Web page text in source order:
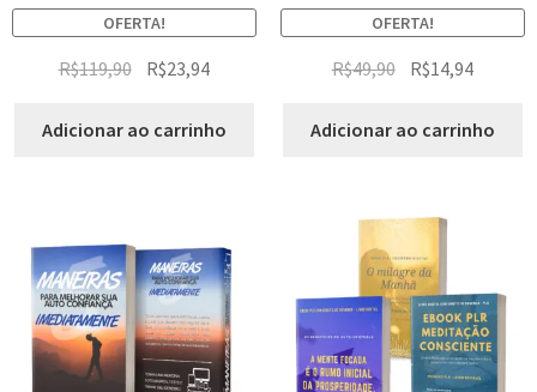
OFERTA!
R$119,90 R$23,94
Adicionar ao carrinho
OFERTA!
R$49,90 R$14,94
Adicionar ao carrinho